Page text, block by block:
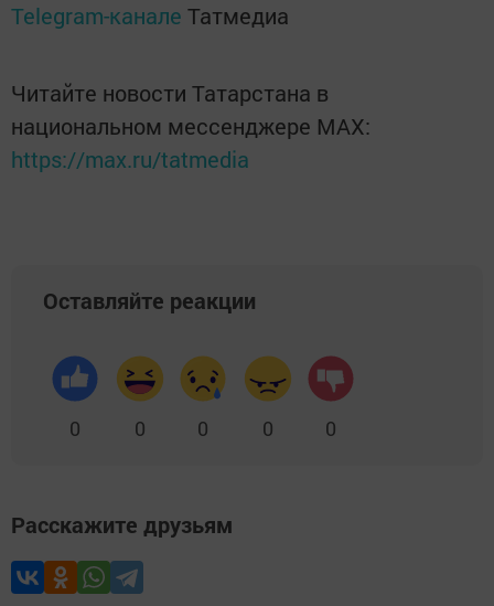
Telegram-канале Татмедиа
Читайте новости Татарстана в
национальном мессенджере MАХ:
https://max.ru/tatmedia
Оставляйте реакции
0 0 0 0 0
Расскажите друзьям